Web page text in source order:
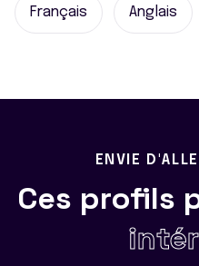
Français Anglais
ENVIE
Ces profils